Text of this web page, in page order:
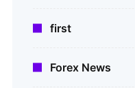
first
Forex News